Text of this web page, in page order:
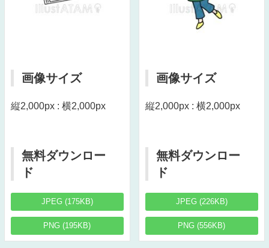
画像サイズ
縦2,000px : 横2,000px
無料ダウンロー
ド
JPEG (175KB)
PNG (195KB)
画像サイズ
縦2,000px : 横2,000px
無料ダウンロー
ド
JPEG (226KB)
PNG (556KB)